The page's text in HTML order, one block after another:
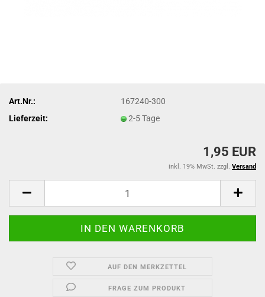
Art.Nr.:
167240-300
Lieferzeit:
2-5 Tage
1,95 EUR
inkl. 19% MwSt. zzgl. Versand
AUF DEN MERKZETTEL
FRAGE ZUM PRODUKT